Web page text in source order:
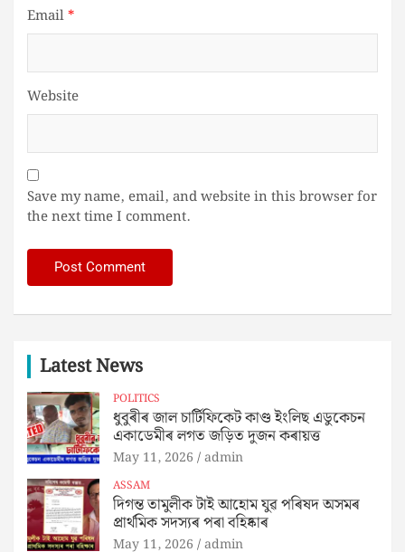
Email*
Website
Save my name, email, and website in this browser for
the next time I comment.
Latest News
POLITICS
ধুবুৰীৰ জাল চাৰ্টিফিকেট কাণ্ড ইংলিছ এডুকেচন
একাডেমীৰ লগত জড়িত দুজন কৰায়ত্ত
May 11, 2026 admin
ASSAM
দিগন্ত তামুলীক টাই আহোম যুৱ পৰিষদ অসমৰ
প্রার্থমিক সদস্যৰ পৰা বহিষ্কাৰ
May 11, 2026 admin